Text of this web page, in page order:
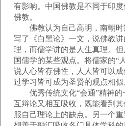
有影响。中国佛教是不同于印
佛教。
佛教认为自己高明，南朝时
写了《白黑论》一文，说佛教
理，而儒学讲的是人生真理。
国儒学的某些观点。将儒家的“
说人心皆存佛性，人人皆可以
过学习皆可成为圣贤的观点相似
优秀传统文化“会通”精神的
互辩论又相互吸收，既能看到
服自己理论上的缺点。另一个